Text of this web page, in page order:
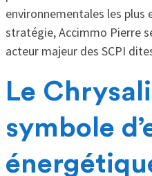
environnementales les plus
stratégie, Accimmo Pierre
acteur majeur des SCPI
Le
symbole